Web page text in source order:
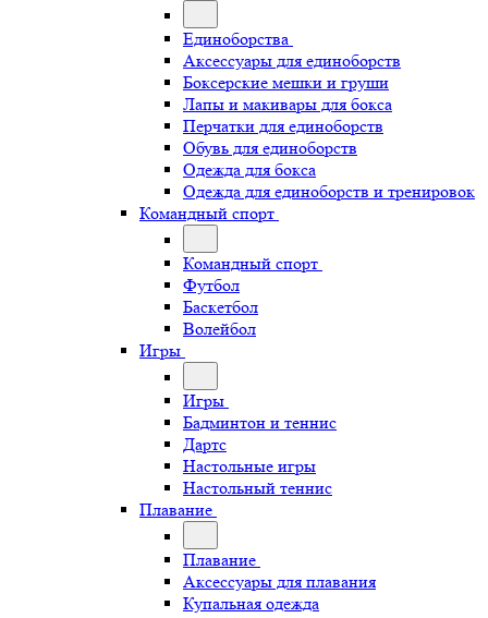
Единоборства
Аксессуары для единоборств
Боксерские мешки и груши
Лапы и макивары для бокса
Перчатки для единоборств
Обувь для единоборств
Одежда для бокса
Одежда для единоборств и тренировок
Командный спорт
Командный спорт
Футбол
Баскетбол
Волейбол
Игры
Игры
Бадминтон и теннис
Дартс
Настольные игры
Настольный теннис
Плавание
Плавание
Аксессуары для плавания
Купальная одежда